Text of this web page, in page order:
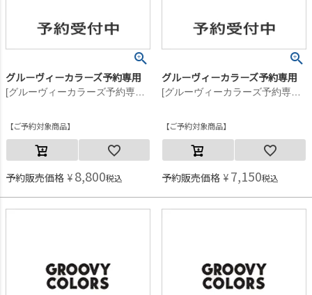
グルーヴィーカラーズ予約専用
[グルーヴィーカラーズ予約専用] テンジク GCS ポケット L/S TEE【8月入荷予定】 1W白
ご予約対象商品
予約販売価格 ¥ 8,800税込
グルーヴィーカラーズ予約専用
[グルーヴィーカラーズ予約専用] テンジク GCS ポケット L/S TEE【8月入荷予定】 1W白
ご予約対象商品
予約販売価格 ¥ 7,150税込